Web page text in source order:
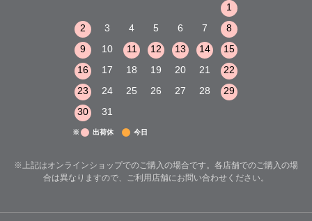
1
2
3 4 5 6 7
8
9
10 11 12 13 14
15
16
17 18 19 20 21
22
23
24 25 26 27 28
29
30
31
※ 出荷休 今日
※上記はオンラインショップでのご購入の場合です。各店舗でのご購入の場
合は異なりますので、ご利用店舗にお問い合わせください。